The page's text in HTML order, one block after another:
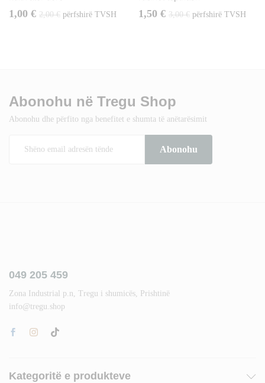
1,00 € 2,00€ përfshirë TVSH 1,50 € 3,00€ përfshirë TVSH
Abonohu në Tregu Shop
Abonohu dhe përfito nga benefitet e shumta të anëtarësimit
049 205 459
Zona Industrial p.n, Tregu i shumicës, Prishtinë
info@tregu.shop
Kategoritë e produkteve